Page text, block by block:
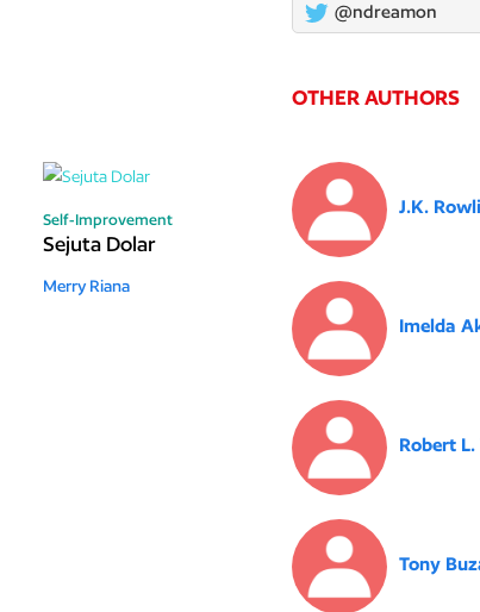
Self-Improvement
Sejuta Dolar
Merry Riana
@ndreamon
OTHER AUTHORS
J.K.
Imelda
Robert
Tony